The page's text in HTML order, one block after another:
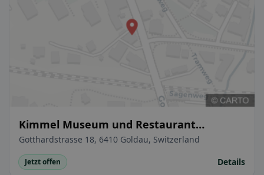
Kimmel Museum und Restaurant
Bauernhof
Gotthardstrasse 18, 6410 Goldau, Switzerland
Jetzt offen Details